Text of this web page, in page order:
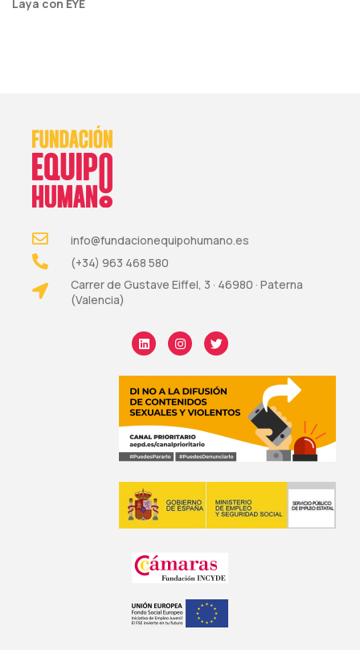
Laya con EYE
info@fundacionequipohumano.es
(+34) 963 468 580
Carrer de Gustave Eiffel, 3 · 46980 · Paterna
(Valencia)